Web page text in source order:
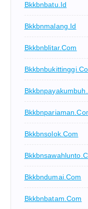
Bkkbnbatu.id
Bkkbnmalang.id
Bkkbnblitar.com
Bkkbnsolok.com
Bkkbndumai.com
Bkkbnbatam.com